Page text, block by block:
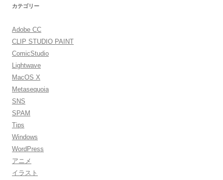
カテゴリー
Adobe CC
CLIP STUDIO PAINT
ComicStudio
Lightwave
MacOS X
Metasequoia
SNS
SPAM
Tips
Windows
WordPress
アニメ
イラスト